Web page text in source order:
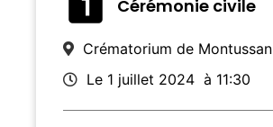
Cérémonie civile
Crématorium de Montussan
Le 1 juillet 2024 à 11:30